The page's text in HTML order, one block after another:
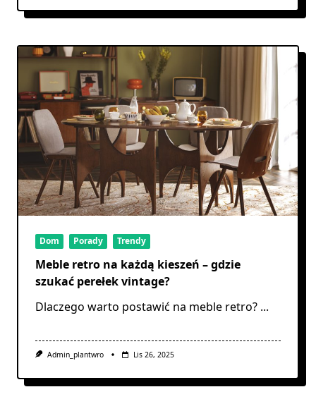
Dom Porady Trendy
Meble retro na każdą kieszeń – gdzie
szukać perełek vintage?
Dlaczego warto postawić na meble retro? ...
Admin_plantwro Lis 26, 2025